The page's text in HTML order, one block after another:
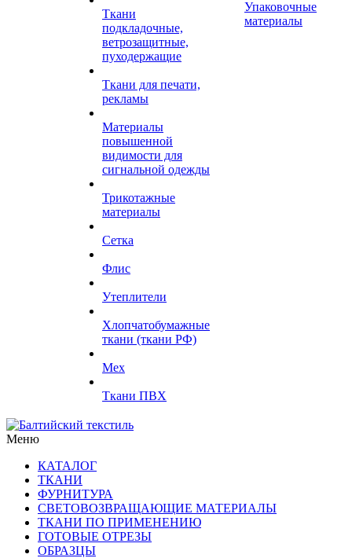
Ткани
подкладочные,
ветрозащитные,
пуходержащие
Ткани для печати,
рекламы
Материалы
повышенной
видимости для
сигнальной одежды
Трикотажные
материалы
Сетка
Флис
Утеплители
Хлопчатобумажные
ткани (ткани РФ)
Мех
Ткани ПВХ
Упаковочные
материалы
Меню
КАТАЛОГ
ТКАНИ
ФУРНИТУРА
СВЕТОВОЗВРАЩАЮЩИЕ МАТЕРИАЛЫ
ТКАНИ ПО ПРИМЕНЕНИЮ
ГОТОВЫЕ ОТРЕЗЫ
ОБРАЗЦЫ